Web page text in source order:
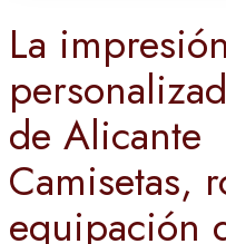
La
de Alicante
Camisetas,
equipación